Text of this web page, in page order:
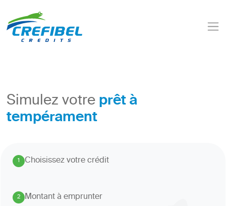
Simulez votreprêt à
tempérament
1. Choisissez votre crédit
2
.
Montant à emprunter